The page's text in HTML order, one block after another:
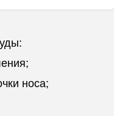
носа;